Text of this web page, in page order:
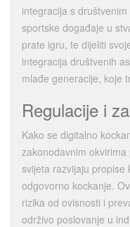
integracija s
sportske događaje u
prate igru, te dijeliti
integracija društvenih
mlađe generacije, koje
Regulacije i
Kako se digitalno
zakonodavnim
svijeta razvijaju propise
odgovorno kockanje.
rizika od ovisnosti i
održivo poslovanje u